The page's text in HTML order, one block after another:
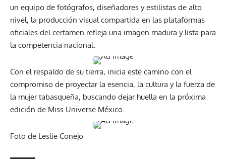
un equipo de fotógrafos, diseñadores y estilistas de alto
nivel, la producción visual compartida en las plataformas
oficiales del certamen refleja una imagen madura y lista para
la competencia nacional.
Con el respaldo de su tierra, inicia este camino con el
compromiso de proyectar la esencia, la cultura y la fuerza de
la mujer tabasqueña, buscando dejar huella en la próxima
edición de Miss Universe México.
Foto de Leslie Conejo